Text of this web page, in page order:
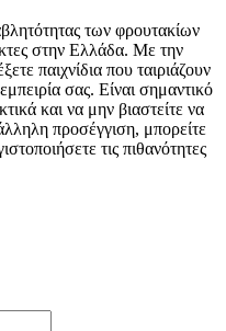
των φρουτακίων
στην Ελλάδα. Με την
παιχνίδια που ταιριάζουν
σας. Είναι σημαντικό
και να μην βιαστείτε να
προσέγγιση, μπορείτε
τις πιθανότητες